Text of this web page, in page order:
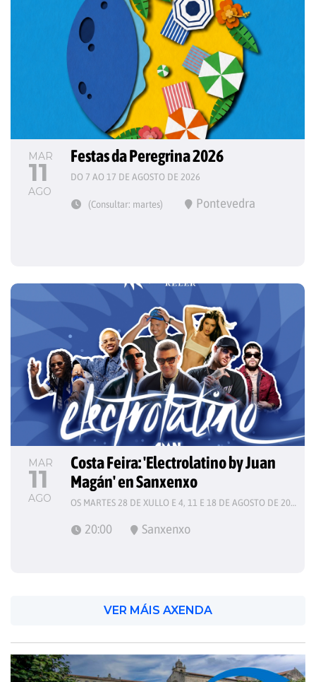
MAR
11
AGO
Festas da Peregrina 2026
DO 7 AO 17 DE AGOSTO DE 2026
(Consultar: martes) Pontevedra
MAR
11
AGO
Costa Feira: 'Electrolatino by Juan
Magán' en Sanxenxo
OS MARTES 28 DE XULLO E 4, 11 E 18 DE AGOSTO DE 2026
20:00 Sanxenxo
VER MÁIS AXENDA